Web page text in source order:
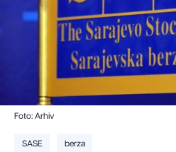
Foto: Arhiv
SASE berza